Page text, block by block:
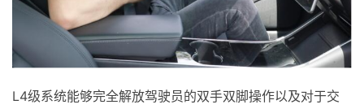
L4级系统能够完全解放驾驶员的双手双脚操作以及对于交